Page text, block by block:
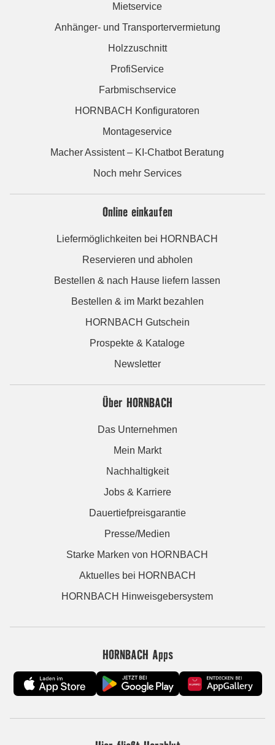
Mietservice
Anhänger- und Transportervermietung
Holzzuschnitt
ProfiService
Farbmischservice
HORNBACH Konfiguratoren
Montageservice
Macher Assistent – KI-Chatbot Beratung
Noch mehr Services
Online einkaufen
Liefermöglichkeiten bei HORNBACH
Reservieren und abholen
Bestellen & nach Hause liefern lassen
Bestellen & im Markt bezahlen
HORNBACH Gutschein
Prospekte & Kataloge
Newsletter
Über HORNBACH
Das Unternehmen
Mein Markt
Nachhaltigkeit
Jobs & Karriere
Dauertiefpreisgarantie
Presse/Medien
Starke Marken von HORNBACH
Aktuelles bei HORNBACH
HORNBACH Hinweisgebersystem
HORNBACH Apps